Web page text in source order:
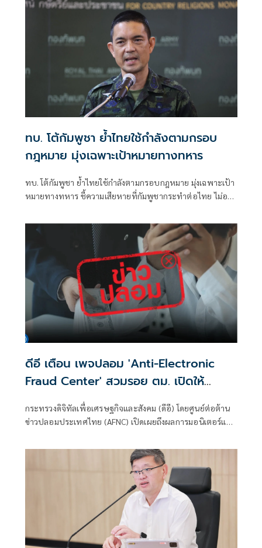
ทบ. โต้กัมพูชา ย้ำไทยใช้กำลังตามกรอบ
กฎหมาย มุ่งเฉพาะเป้าหมายทางทหาร
ทบ. โต้กัมพูชา ย้ำไทยใช้กำลังตามกรอบกฎหมาย มุ่งเฉพาะเป้า
หมายทางทหาร ชี้ความเสียหายที่กัมพูชากระทำต่อไทย ไม่อาจ
ดีอี เตือน เพจปลอม 'Anti-Electronic
Fraud Center' สวมรอย ตม. เปิดให้
ติดตามรับเงินคืนจาก 'สแกมเมอร์' ระวัง
สูญเงิน-ข้อมูลส่วนบุคคล
กระทรวงดิจิทัลเพื่อเศรษฐกิจและสังคม (ดีอี) โดยศูนย์ต่อต้าน
ข่าวปลอมประเทศไทย (AFNC) เปิดเผยถึงผลการมอนิเตอร์และ
ปัญหาภัยความมั่นคงและภัยทางสังคมของนายไชยชนก ชิดชอบ
รัฐมนตรีว่าการกระทรวงดิจิทัลเพื่อเศรษฐกิจและสังคม (ดีอี)
โดยยกระดับความสำคัญเรื่องการสร้างความตระหนักรู้เท่าทัน
ภัยอาชญากรรมทางเทคโนโลยี ข่าวปลอม และข้อมูลบิดเบือน